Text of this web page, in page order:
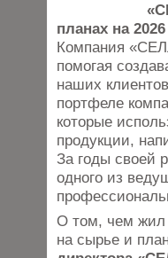
планах на
Компания
помогая
наших
портфеле
которые
продукции,
За годы своей
одного из
О том, чем жил
на сырье и